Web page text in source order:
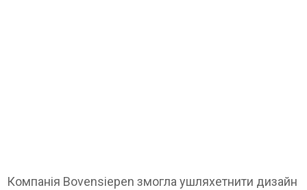
Компанія Bovensiepen змогла ушляхетнити дизайн